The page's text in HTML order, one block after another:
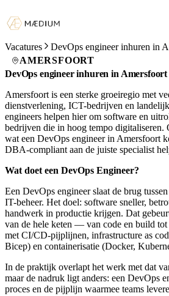
Vacatures
DevOps engineer inhuren in
AMERSFOORT
DevOps engineer inhuren in Amersfoort
Amersfoort is een sterke groeiregio met
dienstverlening, ICT-bedrijven en
engineers helpen hier om software en
bedrijven die in hoog tempo digitaliseren.
wat een DevOps engineer in Amersfoort
DBA-compliant aan de juiste specialist
Wat doet een DevOps Engineer?
Een DevOps engineer slaat de brug
IT-beheer. Het doel: software sneller,
handwerk in productie krijgen. Dat
van de hele keten — van code en build
met CI/CD-pijplijnen, infrastructure as
Bicep) en containerisatie (Docker,
In de praktijk overlapt het werk met dat
maar de nadruk ligt anders: een DevOps
proces en de pijplijn waarmee teams